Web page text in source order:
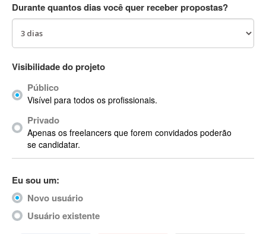
AC3
ACID Pro
ACPI
Acrobat
Acrobat X
Acronis
ACT
Actimize
ActionScript
ActionScript 3
Durante quantos dias você quer receber propostas?
Visibilidade do projeto
Público
Visível para todos os profissionais.
Privado
Apenas os freelancers que forem convidados poderão
se candidatar.
Eu sou um:
Novo usuário
Usuário existente